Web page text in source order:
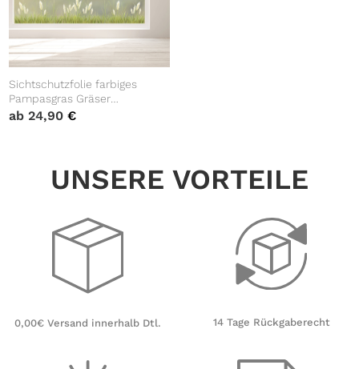
Sichtschutzfolie farbiges
Pampasgras Gräser
Fensterfolie Fensterdeko
ab24,90€
UNSERE VORTEILE
0,00€ Versand innerhalb Dtl. 14 Tage Rückgaberecht